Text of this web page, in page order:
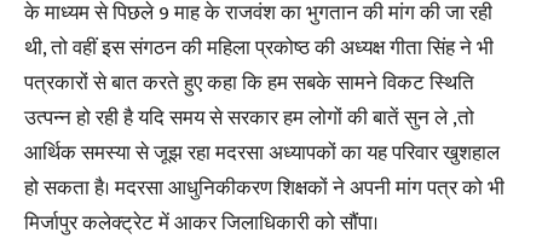
के माध्यम से पिछले 9 माह के राजवंश का भुगतान की मांग की जा रही
थी, तो वहीं इस संगठन की महिला प्रकोष्ठ की अध्यक्ष गीता सिंह ने भी
पत्रकारों से बात करते हुए कहा कि हम सबके सामने विकट स्थिति
उत्पन्न हो रही है यदि समय से सरकार हम लोगों की बातें सुन ले ,तो
आर्थिक समस्या से जूझ रहा मदरसा अध्यापकों का यह परिवार खुशहाल
हो सकता है। मदरसा आधुनिकीकरण शिक्षकों ने अपनी मांग पत्र को भी
मिर्जापुर कलेक्ट्रेट में आकर जिलाधिकारी को सौंपा।